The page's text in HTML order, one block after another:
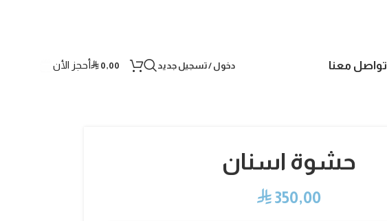
تواصل معنا دخول / تسجيل جديد ⃁ 0,00 أحجز الأن
حشوة اسنان
⃁350,00